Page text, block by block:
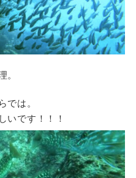
。
では。
いです！！！